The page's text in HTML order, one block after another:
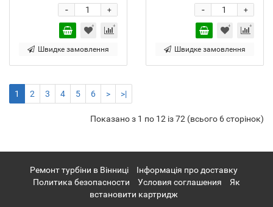
+
-
Швидке замовлення
+
-
Швидке замовлення
1 2 3 4 5 6 > >|
Показано з 1 по 12 із 72 (всього 6 сторінок)
Ремонт турбіни в Вінниці
Інформація про доставку
Политика безопасности
Условия соглашения
Як
встановити картридж